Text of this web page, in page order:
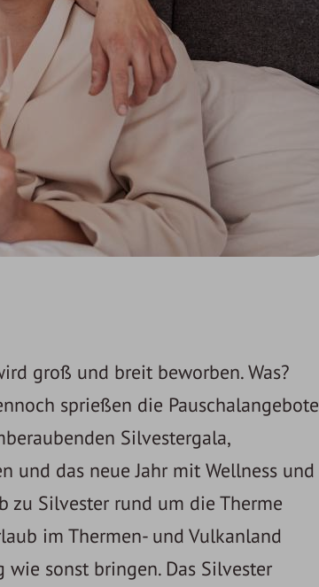
groß und breit beworben. Was?
sprießen die Pauschalangebote
Silvestergala,
und das neue Jahr mit Wellness und
zu Silvester rund um die Therme
im Thermen- und Vulkanland
sonst bringen. Das Silvester